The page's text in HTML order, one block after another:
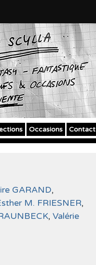
Occasions Contact
GARAND,
M. FRIESNER,
, Valérie